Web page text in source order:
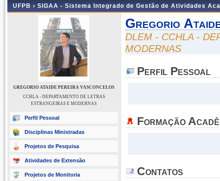
UFPB › SIGAA - Sistema Integrado de Gestão de Atividades
GREGORIO ATAIDE PEREIRA VASCONCELOS
CCHLA - DEPARTAMENTO DE LETRAS
ESTRANGEIRAS E MODERNAS
Perfil Pessoal
Disciplinas Ministradas
Projetos de Pesquisa
Atividades de Extensão
Projetos de Monitoria
Gregorio
DLEM - CCHLA -
MODERNAS
Perfil Pessoal
Formação
Contatos